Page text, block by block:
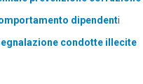
dipendenti
condotte illecite